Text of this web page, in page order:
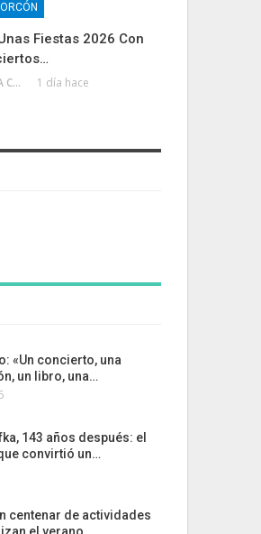
Fiestas 2026 Con
AL CABO DE LA CALLE 1 día hace
«Un concierto, una
un libro, una…
143 años después: el
convirtió un…
centenar de actividades
el verano…